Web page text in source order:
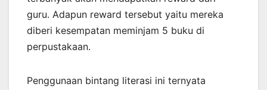
guru. Adapun reward tersebut yaitu mereka
diberi kesempatan meminjam 5 buku di
perpustakaan.
Penggunaan bintang literasi ini ternyata